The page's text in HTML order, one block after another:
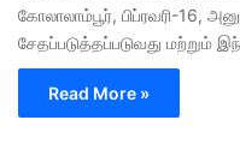
கோலாலாம்பூர், பிப்ரவரி-16,
சேதப்படுத்தப்படுவது மற்றும்
Read More »